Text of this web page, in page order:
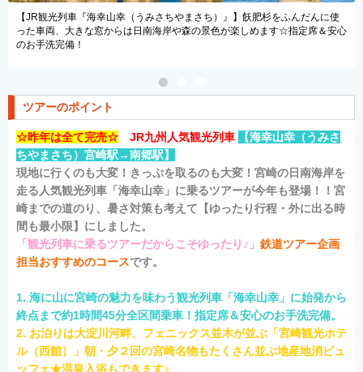
【JR観光列車『海幸山幸（うみさちやまさち）』】飫肥杉をふんだんに使
った車両、大きな窓からは日南海岸や森の景色が楽しめます☆指定席＆安心
のお手洗完備！
ツアーのポイント
☆昨年は全て完売☆ JR九州人気観光列車 【海幸山幸（うみさ
ちやまさち）宮崎駅→南郷駅】
現地に行くのも大変！きっぷを取るのも大変！宮崎の日南海岸を
走る人気観光列車「海幸山幸」に乗るツアーが今年も登場！！宮
崎までの道のり、暑さ対策も考えて【ゆったり行程・外に出る時
間も最小限】にしました。
「観光列車に乗るツアーだからこそゆったり♪」 鉄道ツアー企画
担当おすすめのコースです。
1. 海に山に宮崎の魅力を味わう観光列車「海幸山幸」に始発から
終点まで約1時間45分全区間乗車！指定席＆安心のお手洗完備。
2. お泊りは大淀川河畔、フェニックス並木が並ぶ「宮崎観光ホテ
ル（西館）」朝・夕２回の宮崎名物もたくさん並ぶ地産地消ビュ
ッフェ★温泉入浴もできます♪